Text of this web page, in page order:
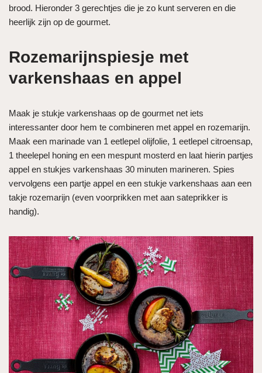
brood. Hieronder 3 gerechtjes die je zo kunt serveren en die
heerlijk zijn op de gourmet.
Rozemarijnspiesje met
varkenshaas en appel
Maak je stukje varkenshaas op de gourmet net iets
interessanter door hem te combineren met appel en rozemarijn.
Maak een marinade van 1 eetlepel olijfolie, 1 eetlepel citroensap,
1 theelepel honing en een mespunt mosterd en laat hierin partjes
appel en stukjes varkenshaas 30 minuten marineren. Spies
vervolgens een partje appel en een stukje varkenshaas aan een
takje rozemarijn (even voorprikken met aan sateprikker is
handig).